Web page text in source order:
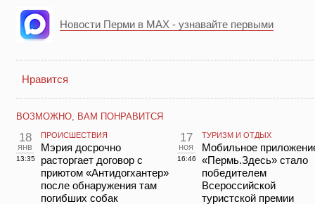
Новости Перми в MAX - узнавайте первыми
Нравится
ВОЗМОЖНО, ВАМ ПОНРАВИТСЯ
18
янв
13:35
ПРОИСШЕСТВИЯ
Мэрия досрочно
расторгает договор с
приютом «Антидогхантер»
после обнаружения там
погибших собак
17
ноя
16:46
ТУРИЗМ И ОТДЫХ
Мобильное
«Пермь.Здесь» стало
победителем
Всероссийской
туристской премии